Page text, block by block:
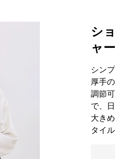
シ
ャ
シン
厚手
調節
で、
大き
タイ